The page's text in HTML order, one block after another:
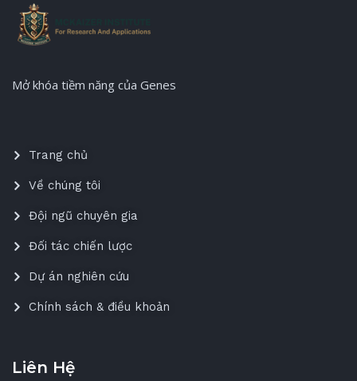
Mở khóa tiềm năng của Genes
Trang chủ
Về chúng tôi
Đội ngũ chuyên gia
Đối tác chiến lược
Dự án nghiên cứu
Chính sách & điều khoản
Liên Hệ